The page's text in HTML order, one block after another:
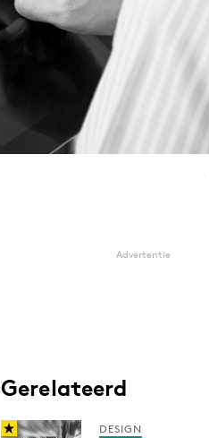
Advertentie
Gerelateerd
DESIGN